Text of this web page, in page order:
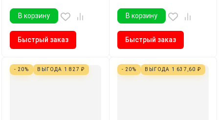
В корзину
Быстрый заказ
В корзину
Быстрый заказ
- 20% ВЫГОДА 1 827 ₽ - 20% ВЫГОДА 1 637,60 ₽